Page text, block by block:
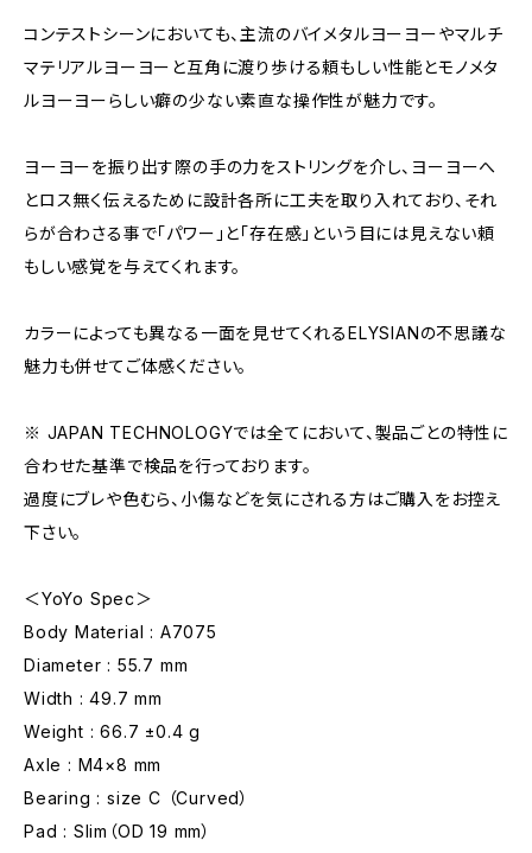
コンテストシーンにおいても、主流のバイメタルヨーヨーやマルチ
マテリアルヨーヨーと互角に渡り歩ける頼もしい性能とモノメタ
ルヨーヨーらしい癖の少ない素直な操作性が魅力です。
ヨーヨーを振り出す際の手の力をストリングを介し、ヨーヨーへ
とロス無く伝えるために設計各所に工夫を取り入れており、それ
らが合わさる事で「パワー」と「存在感」という目には見えない頼
もしい感覚を与えてくれます。
カラーによっても異なる一面を見せてくれるELYSIANの不思議な
魅力も併せてご体感ください。
※ JAPAN TECHNOLOGYでは全てにおいて、製品ごとの特性に
合わせた基準で検品を行っております。
過度にブレや色むら、小傷などを気にされる方はご購入をお控え
下さい。
＜YoYo Spec＞
Body Material : A7075
Diameter : 55.7 mm
Width : 49.7 mm
Weight : 66.7 ±0.4 g
Axle : M4×8 mm
Bearing : size C （Curved）
Pad : Slim（OD 19 mm）